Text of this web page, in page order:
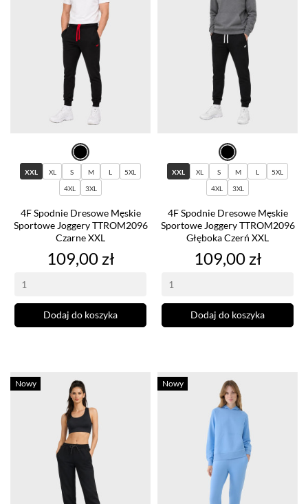
XXL XL S M L
5XL
4XL
3XL
4F Spodnie Dresowe Męskie
Sportowe Joggery TTROM2096
Czarne XXL
Cena
109,00 zł
Dodaj do koszyka
XXL XL S M L
5XL
4XL
3XL
4F Spodnie Dresowe Męskie
Sportowe Joggery TTROM2096
Głęboka Czerń XXL
Cena
109,00 zł
Dodaj do koszyka
Nowy Nowy